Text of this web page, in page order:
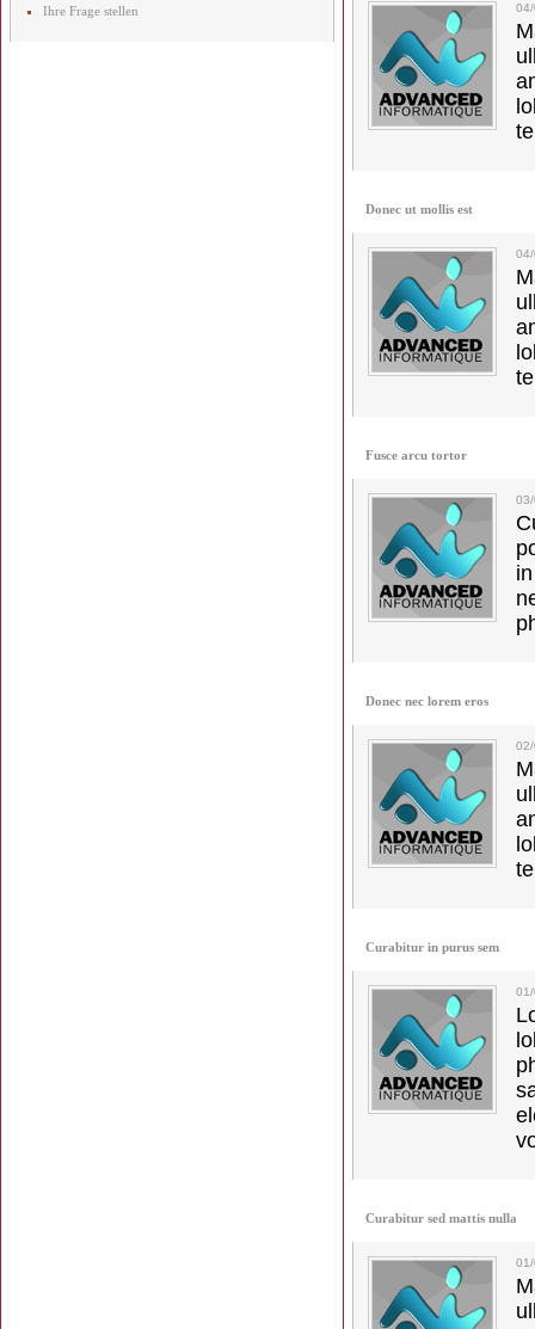
Ihre Frage stellen
Donec ut mollis est
Fusce arcu tortor
Donec nec lorem eros
Curabitur in purus sem
Curabitur sed mattis nulla